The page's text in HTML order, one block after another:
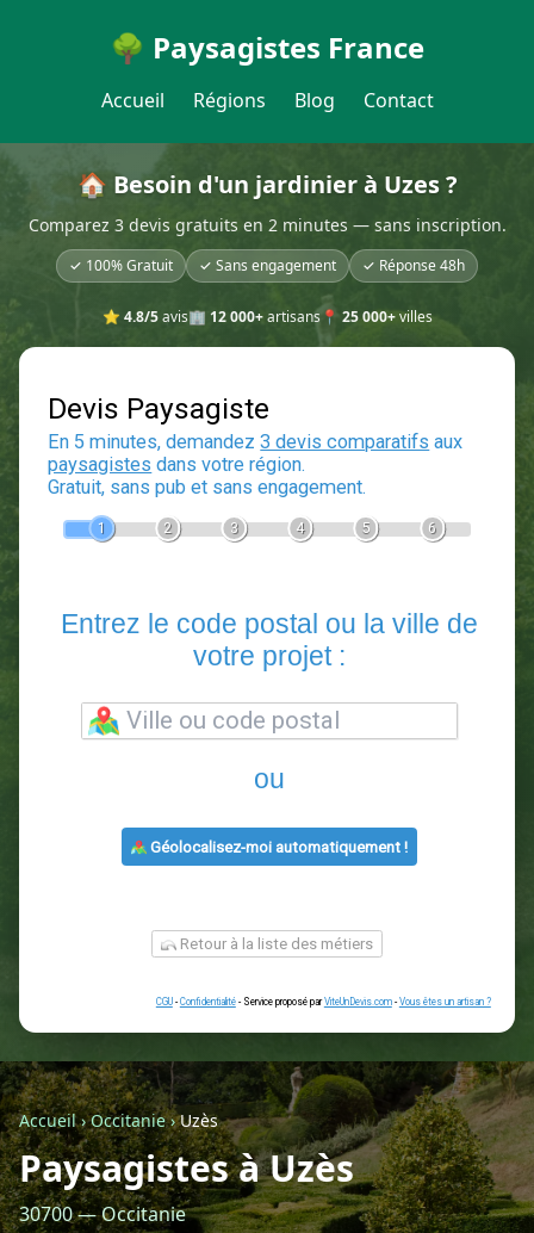
🌳 Paysagistes France
Accueil Régions Blog Contact
🏠 Besoin d'un jardinier à Uzes ?
Comparez 3 devis gratuits en 2 minutes — sans inscription.
✓ 100% Gratuit ✓ Sans engagement ✓ Réponse 48h
⭐ 4.8/5avis🏢 12 000+artisans📍 25 000+villes
Devis Paysagiste
En 5 minutes, demandez3 devis comparatifs
votre projet :
ou
Géolocalisez-moi automatiquement !
Retour à la liste des métiers
CGU- Confidentialité - Service proposé parViteUnDevis.com-Vous
Accueil›Occitanie›Uzès
Paysagistes à Uzès
30700 — Occitanie